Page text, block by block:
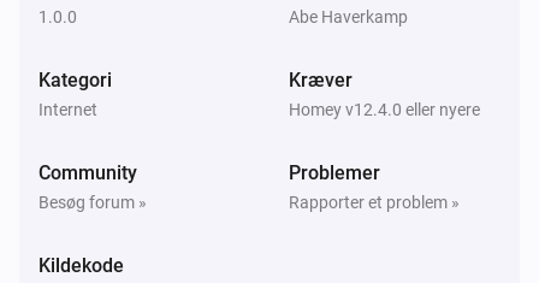
1.0.0 Abe Haverkamp
Kategori
Internet
Kræver
Homey v12.4.0 eller nyere
Community
Besøg forum »
Problemer
Rapporter et problem »
Kildekode